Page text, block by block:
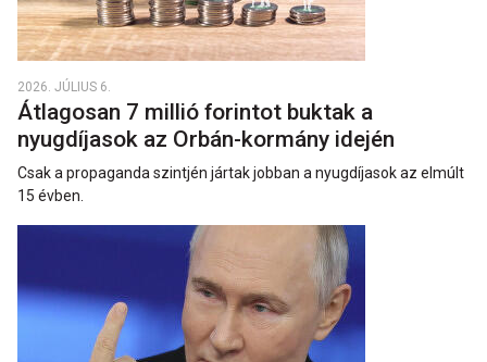
2026. JÚLIUS 6.
Átlagosan 7 millió forintot buktak a
nyugdíjasok az Orbán-kormány idején
Csak a propaganda szintjén jártak jobban a nyugdíjasok az elmúlt
15 évben.